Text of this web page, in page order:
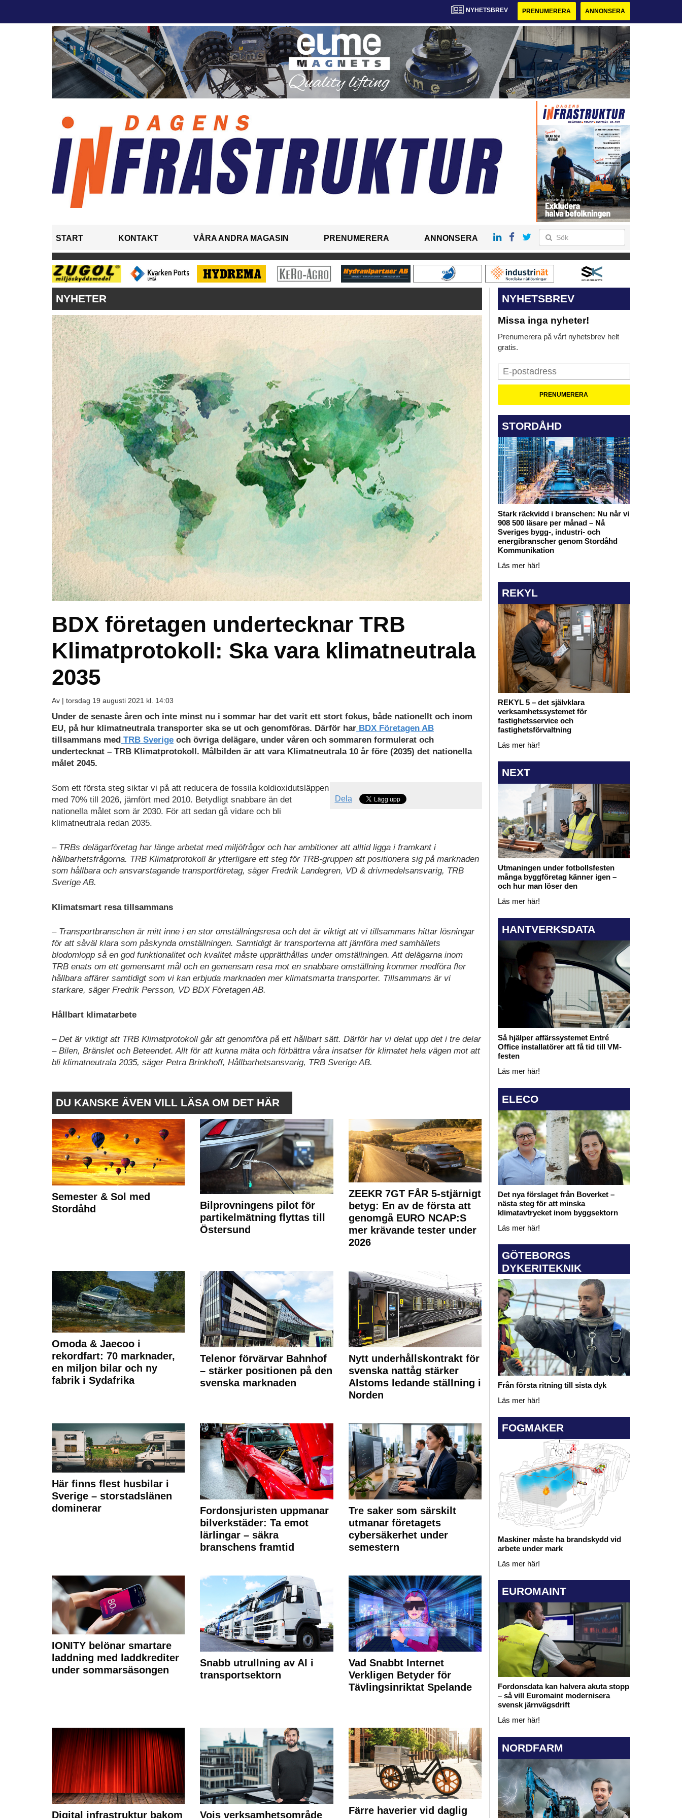
NYHETSBREV PRENUMERERA ANNONSERA
START KONTAKT VÅRA ANDRA MAGASIN PRENUMERERA ANNONSERA
NYHETER
BDX företagen undertecknar TRB
Klimatprotokoll: Ska vara klimatneutrala
2035
Av | torsdag 19 augusti 2021 kl. 14:03
Under de senaste åren och inte minst nu i sommar har det varit ett stort fokus, både nationellt och inom
EU, på hur klimatneutrala transporter ska se ut och genomföras. Därför har BDX Företagen AB
tillsammans med TRB Sverige och övriga delägare, under våren och sommaren formulerat och
undertecknat – TRB Klimatprotokoll. Målbilden är att vara Klimatneutrala 10 år före (2035) det nationella
målet 2045.
Dela
Som ett första steg siktar vi på att reducera de fossila koldioxidutsläppen
med 70% till 2026, jämfört med 2010. Betydligt snabbare än det
nationella målet som är 2030. För att sedan gå vidare och bli
klimatneutrala redan 2035.
– TRBs delägarföretag har länge arbetat med miljöfrågor och har ambitioner att alltid ligga i framkant i
hållbarhetsfrågorna. TRB Klimatprotokoll är ytterligare ett steg för TRB-gruppen att positionera sig på marknaden
som hållbara och ansvarstagande transportföretag, säger Fredrik Landegren, VD & drivmedelsansvarig, TRB
Sverige AB.
Klimatsmart resa tillsammans
– Transportbranschen är mitt inne i en stor omställningsresa och det är viktigt att vi tillsammans hittar lösningar
för att såväl klara som påskynda omställningen. Samtidigt är transporterna att jämföra med samhällets
blodomlopp så en god funktionalitet och kvalitet måste upprätthållas under omställningen. Att delägarna inom
TRB enats om ett gemensamt mål och en gemensam resa mot en snabbare omställning kommer medföra fler
hållbara affärer samtidigt som vi kan erbjuda marknaden mer klimatsmarta transporter. Tillsammans är vi
starkare, säger Fredrik Persson, VD BDX Företagen AB.
Hållbart klimatarbete
– Det är viktigt att TRB Klimatprotokoll går att genomföra på ett hållbart sätt. Därför har vi delat upp det i tre delar
– Bilen, Bränslet och Beteendet. Allt för att kunna mäta och förbättra våra insatser för klimatet hela vägen mot att
bli klimatneutrala 2035, säger Petra Brinkhoff, Hållbarhetsansvarig, TRB Sverige AB.
DU KANSKE ÄVEN VILL LÄSA OM DET HÄR
Semester & Sol med
Stordåhd
Bilprovningens pilot för
partikelmätning flyttas till
Östersund
ZEEKR 7GT FÅR 5-stjärnigt
betyg: En av de första att
genomgå EURO NCAP:S
mer krävande tester under
2026
Omoda & Jaecoo i
rekordfart: 70 marknader,
en miljon bilar och ny
fabrik i Sydafrika
Telenor förvärvar Bahnhof
– stärker positionen på den
svenska marknaden
Nytt underhållskontrakt för
svenska nattåg stärker
Alstoms ledande ställning i
Norden
Här finns flest husbilar i
Sverige – storstadslänen
dominerar
Fordonsjuristen uppmanar
bilverkstäder: Ta emot
lärlingar – säkra
branschens framtid
Tre saker som särskilt
utmanar företagets
cybersäkerhet under
semestern
IONITY belönar smartare
laddning med laddkrediter
under sommarsäsongen
Snabb utrullning av AI i
transportsektorn
Vad Snabbt Internet
Verkligen Betyder för
Tävlingsinriktat Spelande
Digital infrastruktur bakom Vois verksamhetsområde
Färre haverier vid daglig
NYHETSBREV
Missa inga nyheter!
Prenumerera på vårt nyhetsbrev helt
gratis.
STORDÅHD
Stark räckvidd i branschen: Nu når vi
908 500 läsare per månad – Nå
Sveriges bygg-, industri- och
energibranscher genom Stordåhd
Kommunikation
Läs mer här!
REKYL
REKYL 5 – det självklara
verksamhetssystemet för
fastighetsservice och
fastighetsförvaltning
Läs mer här!
NEXT
Utmaningen under fotbollsfesten
många byggföretag känner igen –
och hur man löser den
Läs mer här!
HANTVERKSDATA
Så hjälper affärssystemet Entré
Office installatörer att få tid till VM-
festen
Läs mer här!
ELECO
Det nya förslaget från Boverket –
nästa steg för att minska
klimatavtrycket inom byggsektorn
Läs mer här!
GÖTEBORGS
DYKERITEKNIK
Från första ritning till sista dyk
Läs mer här!
FOGMAKER
Maskiner måste ha brandskydd vid
arbete under mark
Läs mer här!
EUROMAINT
Fordonsdata kan halvera akuta stopp
– så vill Euromaint modernisera
svensk järnvägsdrift
Läs mer här!
NORDFARM